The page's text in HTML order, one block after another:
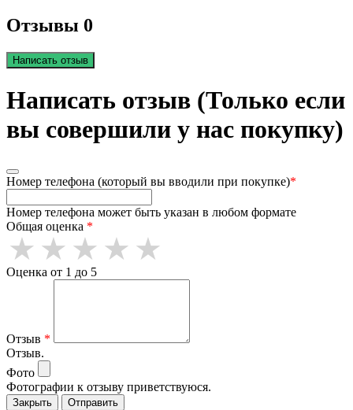
Отзывы 0
Написать отзыв
Написать отзыв (Только если
вы совершили у нас покупку)
Номер телефона (который вы вводили при покупке)*
Номер телефона может быть указан в любом формате
Общая оценка *
Оценка от 1 до 5
Отзыв *
Отзыв.
Фото
Фотографии к отзыву приветствуюся.
Закрыть Отправить